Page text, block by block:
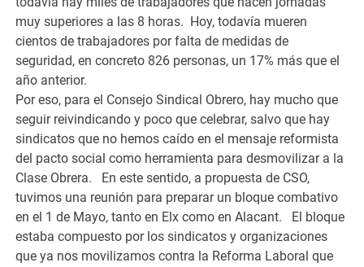
muy superiores a las 8 horas. Hoy, todavía mueren
cientos de trabajadores por falta de medidas de
seguridad, en concreto 826 personas, un 17% más que el
año anterior.
Por eso, para el Consejo Sindical Obrero, hay mucho que
seguir reivindicando y poco que celebrar, salvo que hay
sindicatos que no hemos caído en el mensaje reformista
del pacto social como herramienta para desmovilizar a la
Clase Obrera. En este sentido, a propuesta de CSO,
tuvimos una reunión para preparar un bloque combativo
en el 1 de Mayo, tanto en Elx como en Alacant. El bloque
estaba compuesto por los sindicatos y organizaciones
que ya nos movilizamos contra la Reforma Laboral que